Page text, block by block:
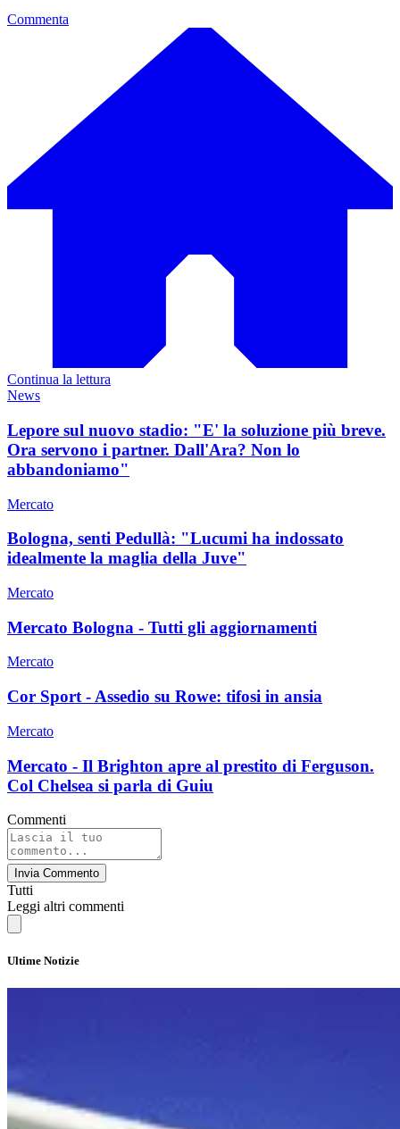
Commenta
Continua la lettura
News
Lepore sul nuovo stadio: "E' la soluzione più breve.
Ora servono i partner. Dall'Ara? Non lo
abbandoniamo"
Mercato
Bologna, senti Pedullà: "Lucumi ha indossato
idealmente la maglia della Juve"
Mercato
Mercato Bologna - Tutti gli aggiornamenti
Mercato
Cor Sport - Assedio su Rowe: tifosi in ansia
Mercato
Mercato - Il Brighton apre al prestito di Ferguson.
Col Chelsea si parla di Guiu
Commenti
Invia Commento
Tutti
Leggi altri commenti
Ultime Notizie